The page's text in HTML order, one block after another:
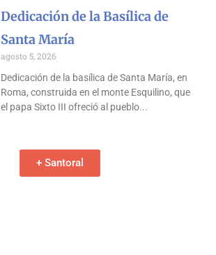
Dedicación de la Basílica de
Santa María
agosto 5, 2026
Dedicación de la basílica de Santa María, en
Roma, construida en el monte Esquilino, que
el papa Sixto III ofreció al pueblo
+ Santoral